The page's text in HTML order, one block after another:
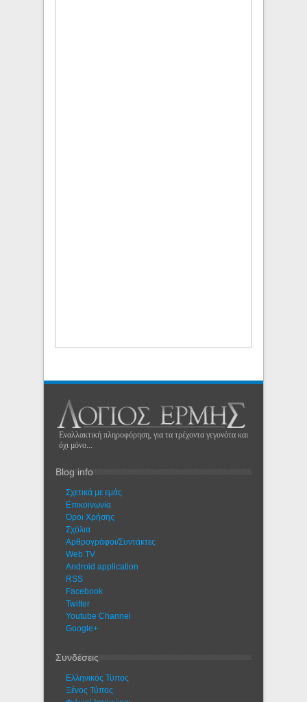
Εναλλακτική πληροφόρηση, για τα τρέχοντα γεγονότα και
όχι μόνο...
Blog info
Σχετικά με εμάς
Eπικοινωνία
Όροι Χρήσης
Σχόλια
Αρθρογράφοι/Συντάκτες
Web TV
Android application
RSS
Facebook
Twitter
Youtube Channel
Google+
Συνδέσεις
Ελληνικός Τύπος
Ξένος Τύπος